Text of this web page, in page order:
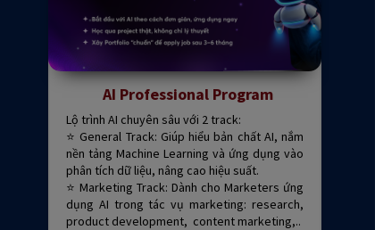
Lộ trình AI chuyên sâu với 2 track:
⭐ General Track: Giúp hiểu bản chất AI, nắm
nền tảng Machine Learning và ứng dụng vào
phân tích dữ liệu, nâng cao hiệu suất.
⭐ Marketing Track: Dành cho Marketers ứng
dụng AI trong tác vụ marketing: research,
product development, content marketing,..
AI Professional Program